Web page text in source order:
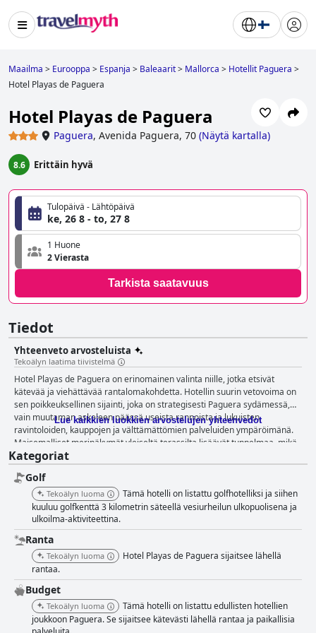
Maailma > Eurooppa > Espanja > Baleaarit> Mallorca > Hotellit Paguera >
Hotel Playas de Paguera
Hotel Playas de Paguera
Paguera, Avenida Paguera, 70 (Näytä kartalla)
8.6 Erittäin hyvä
Tulopäivä - Lähtöpäivä
ke, 26 8 - to, 27 8
1 Huone
2 Vierasta
Tarkista saatavuus
Tiedot
Yhteenveto arvosteluista
Tekoälyn laatima tiivistelmä
Hotel Playas de Paguera on erinomainen valinta niille, jotka etsivät
kätevää ja viehättävää rantalomakohdetta. Hotellin suurin vetovoima on
sen poikkeuksellinen sijainti, joka on strategisesti Paguera sydämessä,
vain muutaman askeleen päässä useista rannoista ja lukuisten
ravintoloiden, kauppojen ja välttämättömien palveluiden ympäröimänä.
Maisemalliset merinäkymät yleiseltä terassilta lisäävät tunnelmaa, mikä
tekee siitä ihanteellisen paikan lyhyille ja käteville matkoille, joilla on
erinomaiset yhteydet Palmaan. Hotellin aamiainen saa paljon kiitosta sen
monipuolisuudesta, herkullisuudesta ja runsaudesta, sisältäen sekä
terveellisiä että hemmottelevia vaihtoehtoja, jotka vaihtuvat päivittäin.
Vaikka onkin pientä kritiikkiä tiettyjen tuotteiden, kuten mehujen,
toistuvuudesta ja laadusta, yleinen aamiaiskokemus on positiivinen, ja
sitä parantaa ystävällinen ja huomaavainen henkilökunta. Vieraat
arvostavat suuresti huoneita, joita kuvataan usein siisteiksi, tilaviksi ja
moderneiksi. Käytännölliset mukavuudet, kuten ilmastointi, jääkaapit ja
henkilökohtaiset hygieniatuotteet ovat vakiovarusteita, ja päivittäinen
siivous takaa miellyttävän oleskelun. Parvekkeet ja terassit, joista
joistakin on merinäköala pientä lisämaksua vastaan, mainitaan usein.
Silloin tällöin on kuitenkin huomautuksia huoneiden koosta ja
valaistuksesta, sekä erityisiä ongelmia tiettyjen sänkyjen
Lue kaikkien luokkien arvostelujen yhteenvedot
Kategoriat
Golf
Tekoälyn luoma
Tämä hotelli on listattu golfhotelliksi ja siihen
kuuluu golfkenttä 3 kilometrin säteellä vesiurheilun ulkopuolisena ja
ulkoilma-aktiviteettina.
Ranta
Tekoälyn luoma
Hotel Playas de Paguera sijaitsee lähellä
rantaa.
Budget
Tekoälyn luoma
Tämä hotelli on listattu edullisten hotellien
joukkoon Paguera. Se sijaitsee kätevästi lähellä rantaa ja paikallisia